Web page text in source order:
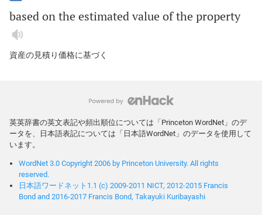
basedonthe estimatedvalue ofthe property
資産の見積り価格に基づく
英英辞書の英文表記や頻出順位については「Princeton WordNet」のデ
ータを、日本語表記については「日本語WordNet」のデータを使用して
います。
WordNet 3.0 Copyright 2006 by Princeton University. All rights
reserved.
日本語ワードネット1.1 (c) 2009-2011 NICT, 2012-2015 Francis
Bond and 2016-2017 Francis Bond, Takayuki Kuribayashi